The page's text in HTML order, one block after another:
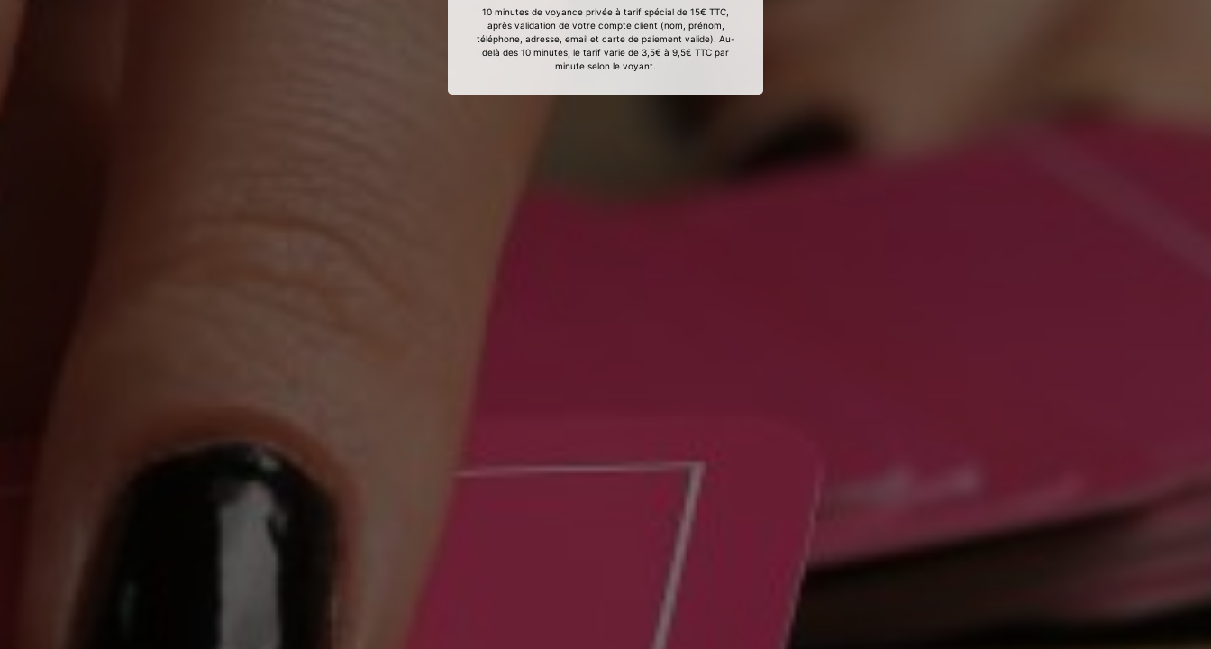
10 minutes de voyance privée à tarif spécial de 15€ TTC,
après validation de votre compte client (nom, prénom,
téléphone, adresse, email et carte de paiement valide). Au-
delà des 10 minutes, le tarif varie de 3,5€ à 9,5€ TTC par
minute selon le voyant.